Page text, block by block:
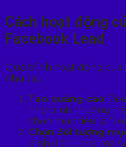
Cách hoạt động
Facebook Lead
Quá trình hoạt động của
như sau:
Tạo quảng cáo:
như bình thường
chọn mục tiêu là
Chọn đối tượng
định đối tượng mà